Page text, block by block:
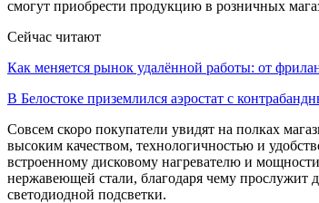
смогут приобрести продукцию в розничных
Сейчас читают
Как меняется рынок удалённой работы: от
В Белостоке приземлился аэростат с
Совсем скоро покупатели увидят на полках
высоким качеством, технологичностью и
встроенному дисковому нагревателю и
нержавеющей стали, благодаря чему прослужит
светодиодной подсветки.